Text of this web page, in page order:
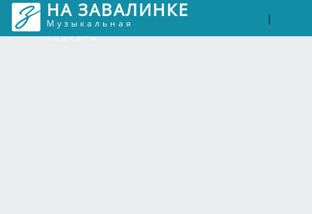
НА ЗАВАЛИНКЕ
Музыкальная
соцсеть
|